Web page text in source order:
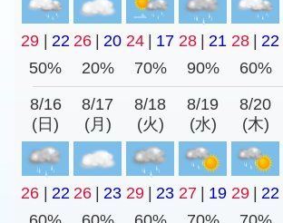
29 22 26 20 24 17 28 21 28 22
50%
20% 70% 90% 60%
8/16
(日)
8/17
(月)
8/18
(火)
8/19
(水)
8/20
(木)
26 22 26 23 29 23 27 19 29 22